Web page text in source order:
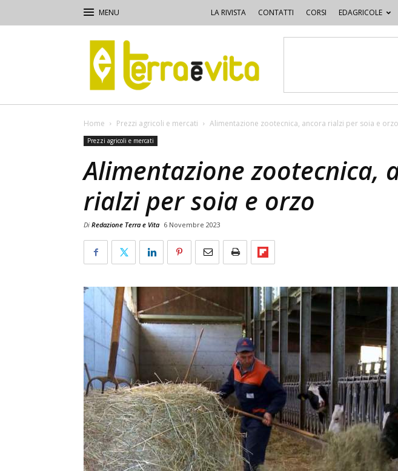
LA RIVISTA CONTATTI CORSI EDAGRICOLE
Terra
e
Vita
Home Prezzi agricoli e mercati Alimentazione zootecnica, ancora rialzi per soia e orzo
Prezzi agricoli e mercati
Alimentazione zootecnica,
rialzi per soia e orzo
Di Redazione Terra e Vita 6 Novembre 2023